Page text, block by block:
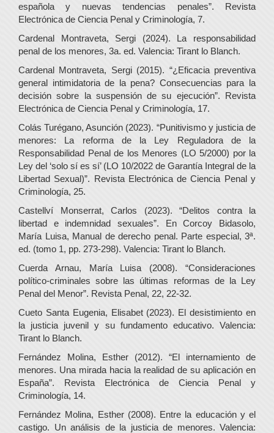
española y nuevas tendencias penales”. Revista
Electrónica de Ciencia Penal y Criminología, 7.
Cardenal Montraveta, Sergi (2024). La responsabilidad
penal de los menores, 3a. ed. Valencia: Tirant lo Blanch.
Cardenal Montraveta, Sergi (2015). “¿Eficacia preventiva
general intimidatoria de la pena? Consecuencias para la
decisión sobre la suspensión de su ejecución”. Revista
Electrónica de Ciencia Penal y Criminología, 17.
Colás Turégano, Asunción (2023). “Punitivismo y justicia de
menores: La reforma de la Ley Reguladora de la
Responsabilidad Penal de los Menores (LO 5/2000) por la
Ley del ‘solo sí es sí’ (LO 10/2022 de Garantía Integral de la
Libertad Sexual)”. Revista Electrónica de Ciencia Penal y
Criminología, 25.
Castellví Monserrat, Carlos (2023). “Delitos contra la
libertad e indemnidad sexuales”. En Corcoy Bidasolo,
María Luisa, Manual de derecho penal. Parte especial, 3ª.
ed. (tomo 1, pp. 273-298). Valencia: Tirant lo Blanch.
Cuerda Arnau, María Luisa (2008). “Consideraciones
político-criminales sobre las últimas reformas de la Ley
Penal del Menor”. Revista Penal, 22, 22-32.
Cueto Santa Eugenia, Elisabet (2023). El desistimiento en
la justicia juvenil y su fundamento educativo. Valencia:
Tirant lo Blanch.
Fernández Molina, Esther (2012). “El internamiento de
menores. Una mirada hacia la realidad de su aplicación en
España”. Revista Electrónica de Ciencia Penal y
Criminología, 14.
Fernández Molina, Esther (2008). Entre la educación y el
castigo. Un análisis de la justicia de menores. Valencia: